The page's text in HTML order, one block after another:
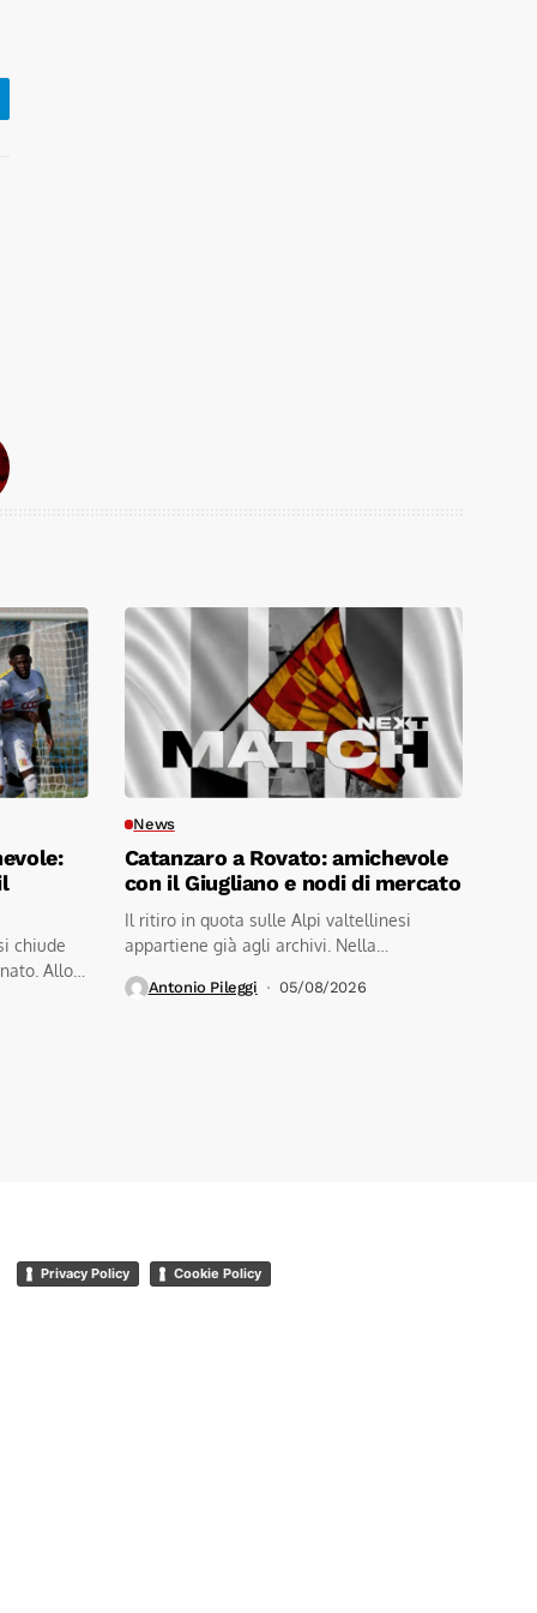
chiude
Allo
News
Catanzaro a Rovato: amichevole
con il Giugliano e nodi di mercato
Il ritiro in quota sulle Alpi valtellinesi
appartiene già agli archivi. Nella
Antonio Pileggi 05/08/2026
Privacy Policy Cookie Policy